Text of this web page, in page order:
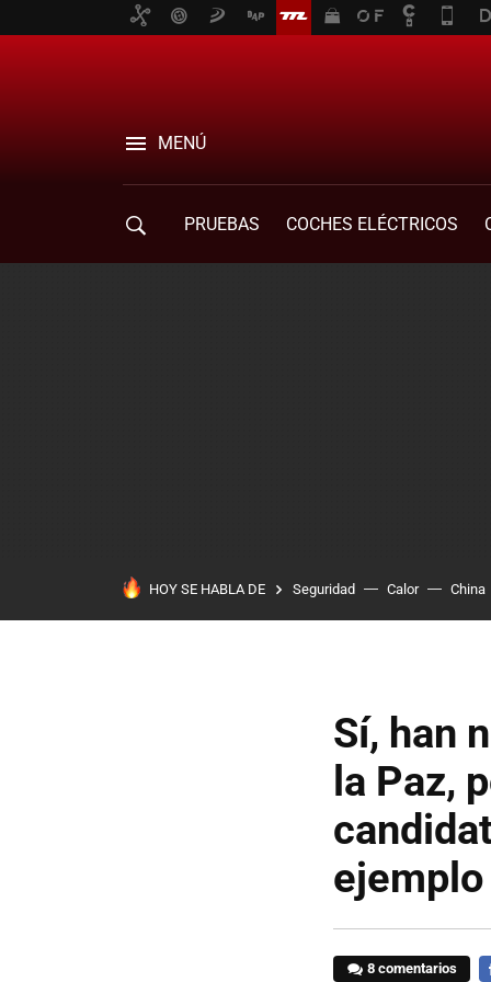
MENÚ
PRUEBAS COCHES ELÉCTRICOS
HOY SE HABLA DE Seguridad Calor China
Sí, han
la Paz,
ejemplo
8 comentarios